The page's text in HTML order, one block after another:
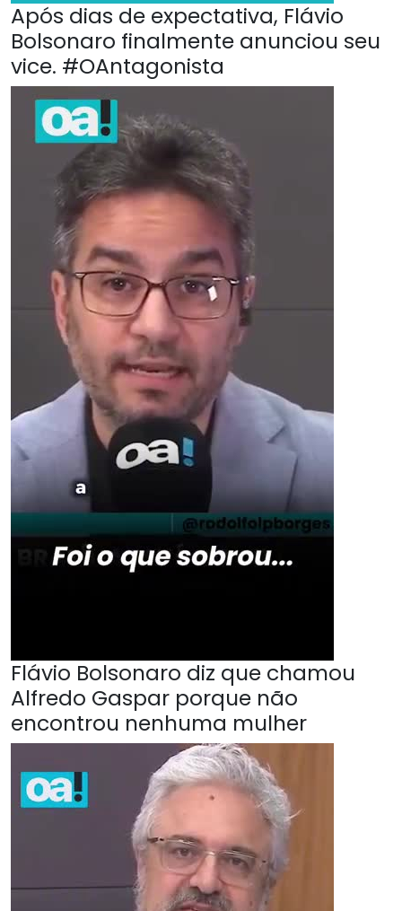
Após dias de expectativa, Flávio
Bolsonaro finalmente anunciou seu
vice. #OAntagonista
Flávio Bolsonaro diz que chamou
Alfredo Gaspar porque não
encontrou nenhuma mulher